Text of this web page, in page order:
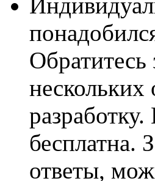
Обратитесь
нескольких
бесплатна.
ответы,